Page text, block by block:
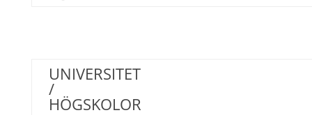
UNIVERSITET
/
HÖGSKOLOR